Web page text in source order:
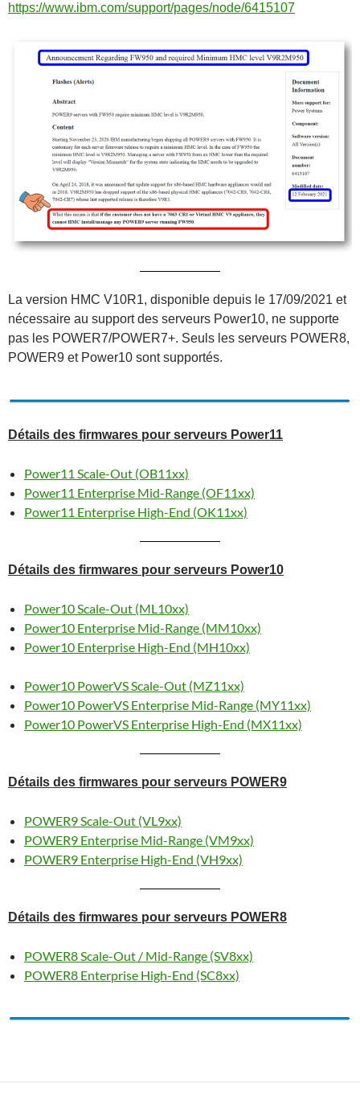
https://www.ibm.com/support/pages/node/6415107
La version HMC V10R1, disponible depuis le 17/09/2021 et
nécessaire au support des serveurs Power10, ne supporte
pas les POWER7/POWER7+. Seuls les serveurs POWER8,
POWER9 et Power10 sont supportés.
Détails des firmwares pour serveurs Power11
Power11 Scale-Out (OB11xx)
Power11 Enterprise Mid-Range (OF11xx)
Power11 Enterprise High-End (OK11xx)
Détails des firmwares pour serveurs Power10
Power10 Scale-Out (ML10xx)
Power10 Enterprise Mid-Range (MM10xx)
Power10 Enterprise High-End (MH10xx)
Power10 PowerVS Scale-Out (MZ11xx)
Power10 PowerVS Enterprise Mid-Range (MY11xx)
Power10 PowerVS Enterprise High-End (MX11xx)
Détails des firmwares pour serveurs POWER9
POWER9 Scale-Out (VL9xx)
POWER9 Enterprise Mid-Range (VM9xx)
POWER9 Enterprise High-End (VH9xx)
Détails des firmwares pour serveurs POWER8
POWER8 Scale-Out / Mid-Range (SV8xx)
POWER8 Enterprise High-End (SC8xx)